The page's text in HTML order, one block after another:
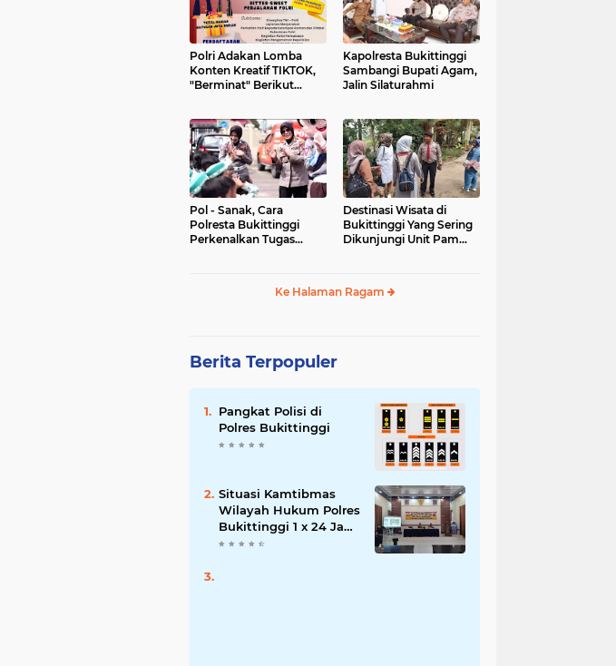
Polri Adakan Lomba
Konten Kreatif TIKTOK,
"Berminat" Berikut
Kapolresta Bukittinggi
Sambangi Bupati Agam,
Jalin Silaturahmi
Pol - Sanak, Cara
Polresta Bukittinggi
Perkenalkan Tugas
Destinasi Wisata di
Bukittinggi Yang Sering
Dikunjungi Unit Pam
Ke Halaman Ragam
Berita Terpopuler
Pangkat Polisi di
Polres Bukittinggi
Situasi Kamtibmas
Wilayah Hukum Polres
Bukittinggi 1 x 24 Jam
Senin 27 Juni 2022